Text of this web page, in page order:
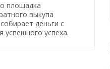
площадка
выкупа
деньги с
успешного успеха.